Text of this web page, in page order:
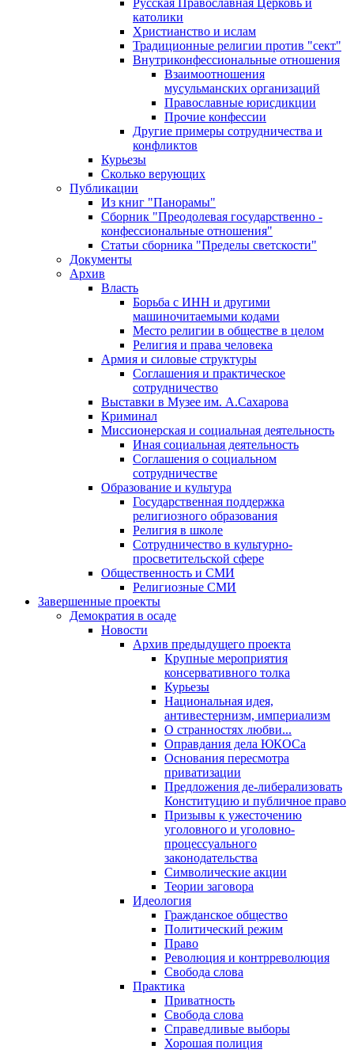
Русская Православная Церковь и
католики
Христианство и ислам
Традиционные религии против "сект"
Внутриконфессиональные отношения
Взаимоотношения
мусульманских организаций
Православные юрисдикции
Прочие конфессии
Другие примеры сотрудничества и
конфликтов
Курьезы
Сколько верующих
Публикации
Из книг "Панорамы"
Сборник "Преодолевая государственно -
конфессиональные отношения"
Статьи сборника "Пределы светскости"
Документы
Архив
Власть
Борьба с ИНН и другими
машиночитаемыми кодами
Место религии в обществе в целом
Религия и права человека
Армия и силовые структуры
Соглашения и практическое
сотрудничество
Выставки в Музее им. А.Сахарова
Криминал
Миссионерская и социальная деятельность
Иная социальная деятельность
Соглашения о социальном
сотрудничестве
Образование и культура
Государственная поддержка
религиозного образования
Религия в школе
Сотрудничество в культурно-
просветительской сфере
Общественность и СМИ
Религиозные СМИ
Завершенные проекты
Демократия в осаде
Новости
Архив предыдущего проекта
Крупные мероприятия
консервативного толка
Курьезы
Национальная идея,
антивестернизм, империализм
О странностях любви...
Оправдания дела ЮКОСа
Основания пересмотра
приватизации
Предложения де-либерализовать
Конституцию и публичное право
Призывы к ужесточению
уголовного и уголовно-
процессуального
законодательства
Символические акции
Теории заговора
Идеология
Гражданское общество
Политический режим
Право
Революция и контрреволюция
Свобода слова
Практика
Приватность
Свобода слова
Справедливые выборы
Хорошая полиция